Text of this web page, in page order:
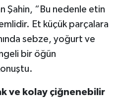
Şahin, “Bu nedenle etin
Et küçük parçalara
sebze, yoğurt ve
bir öğün
ve kolay çiğnenebilir